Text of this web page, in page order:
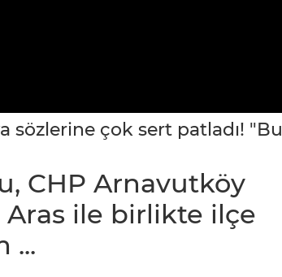
sözlerine çok sert patladı! "Bu
CHP Arnavutköy
Aras ile birlikte ilçe
...